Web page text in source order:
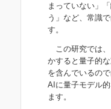
まっていない」
う」など、常識
す。
この研究では、
かすると量子的
を含んでいるの
AIに量子モデル
ます。